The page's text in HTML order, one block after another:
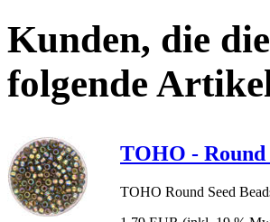
Kunden, die
folgende
TOHO -
TOHO Round Seed